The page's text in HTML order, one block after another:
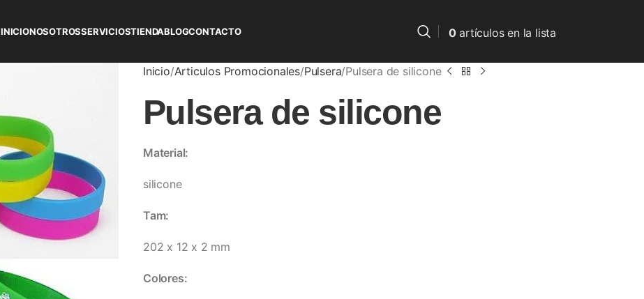
INICIONOSOTROSSERVICIOSTIENDABLOGCONTACTO 0artículosen la lista
Inicio Articulos Promocionales Pulsera Pulsera de silicone
Pulsera de silicone
Material:
silicone
Tam:
202 x 12 x 2 mm
Colores: